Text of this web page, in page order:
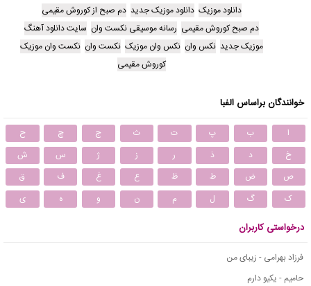
دانلود موزیک دانلود موزیک جدید دم صبح از کوروش مقیمی
دم صبح کوروش مقیمی رسانه موسیقی نکست وان سایت دانلود آهنگ
موزیک جدید نکس وان نکس وان موزیک نکست وان نکست وان موزیک
کوروش مقیمی
خوانندگان براساس الفبا
ا ب پ ت ث ج چ
ح
خ
د ذ ر ز ژ س
ش
ص
ض ط ظ ع غ ف
ق
ک
گ ل م ن و ه ی
درخواستی کاربران
فرزاد بهرامی - زیبای من
حامیم - یکیو دارم